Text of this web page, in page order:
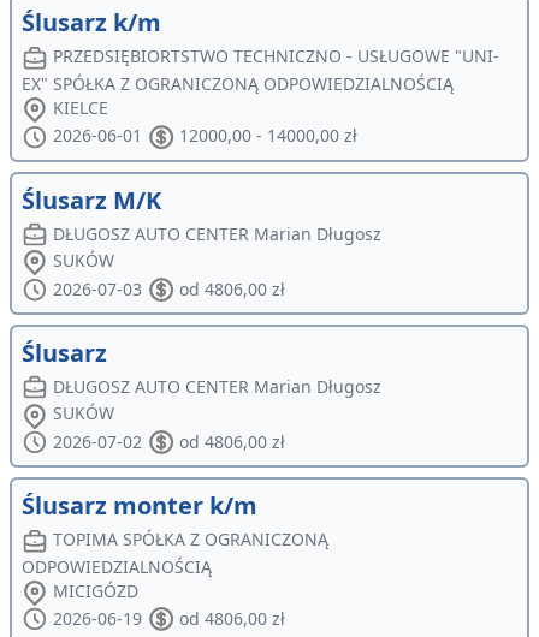
Ślusarz k/m
PRZEDSIĘBIORTSTWO TECHNICZNO - USŁUGOWE "UNI-
EX" SPÓŁKA Z OGRANICZONĄ ODPOWIEDZIALNOŚCIĄ
KIELCE
2026-06-01
12000,00 - 14000,00 zł
Ślusarz M/K
DŁUGOSZ AUTO CENTER Marian Długosz
SUKÓW
2026-07-03
od 4806,00 zł
Ślusarz
DŁUGOSZ AUTO CENTER Marian Długosz
SUKÓW
2026-07-02
od 4806,00 zł
Ślusarz monter k/m
TOPIMA SPÓŁKA Z OGRANICZONĄ
ODPOWIEDZIALNOŚCIĄ
MICIGÓZD
2026-06-19
od 4806,00 zł